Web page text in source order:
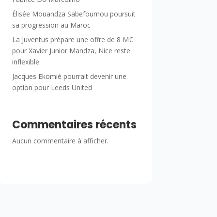
Élisée Mouandza Sabefoumou poursuit
sa progression au Maroc
La Juventus prépare une offre de 8 M€
pour Xavier Junior Mandza, Nice reste
inflexible
Jacques Ekomié pourrait devenir une
option pour Leeds United
Commentaires récents
Aucun commentaire à afficher.